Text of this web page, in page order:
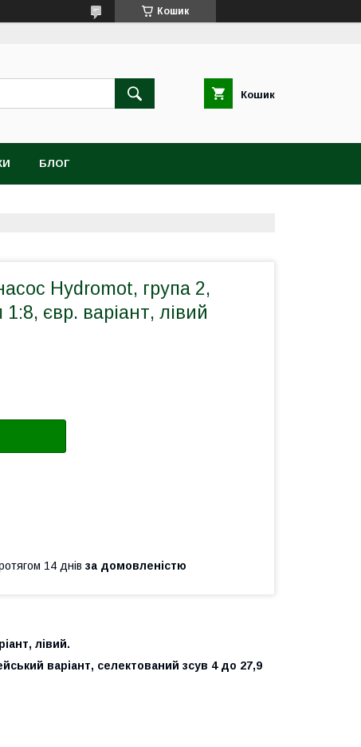
Кошик
Кошик
БЛОГ
Hydromot, група 2,
1:8, євр. варіант, лівий
14 днів за домовленістю
лівий.
варіант, селектований зсув 4 до 27,9